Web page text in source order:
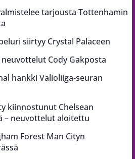
tarjousta Tottenhamin
siirtyy Crystal Palaceen
Cody Gakposta
hankki Valioliiga-seuran
kiinnostunut Chelsean
– neuvottelut aloitettu
Forest Man Cityn